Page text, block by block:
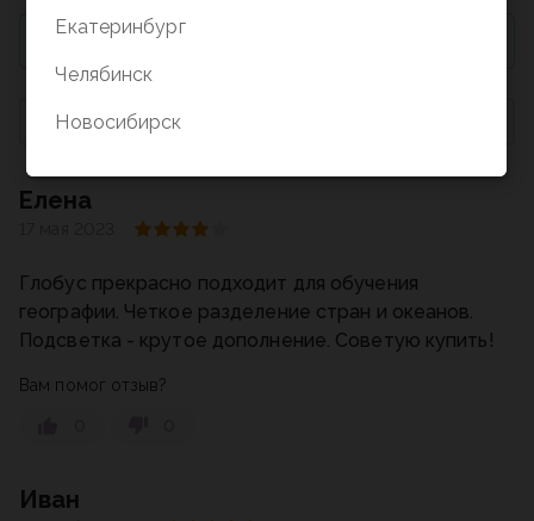
По умолчанию
Елена
Глобус прекрасно подходит для обучения
географии. Четкое разделение стран и океанов.
Подсветка - крутое дополнение. Советую купить!
Вам помог отзыв?
Иван
Для добавления отзыва необходимо купить товар
Екатеринбург
Челябинск
Новосибирск